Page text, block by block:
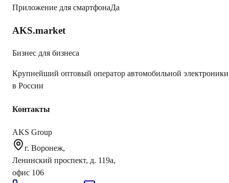
Приложение для смартфонаДа
AKS.market
Бизнес для бизнеса
Крупнейший оптовый оператор автомобильной электроники
в России
Контакты
AKS Group
г. Воронеж,
Ленинский проспект, д. 119а,
офис 106